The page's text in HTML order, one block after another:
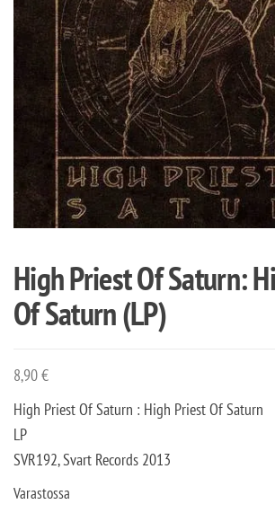
High Priest Of Saturn:
Of Saturn (LP)
8,90€
High Priest Of Saturn : High Priest Of Saturn
LP
SVR192, Svart Records 2013
Varastossa